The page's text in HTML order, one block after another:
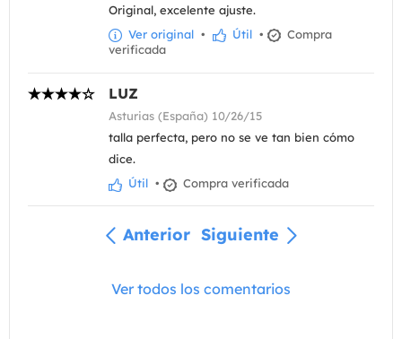
Original, excelente ajuste.
Ver original • Útil •
Compra
verificada
LUZ
Asturias (España) 10/26/15
talla perfecta, pero no se ve tan bien cómo
dice.
Útil • Compra verificada
Anterior Siguiente
Ver todos los comentarios